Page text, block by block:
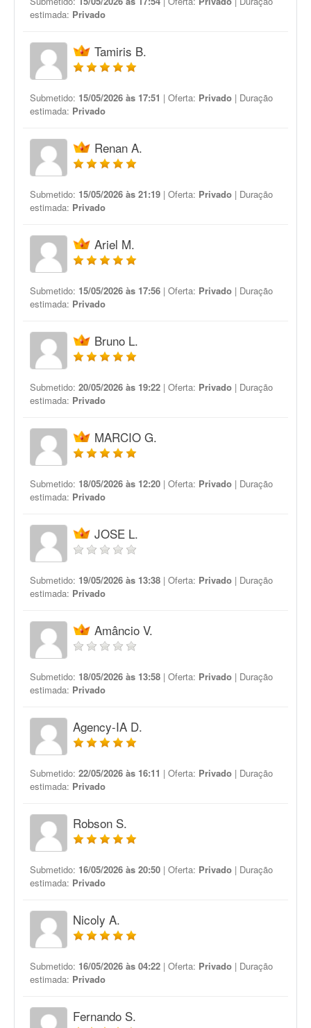
estimada: Privado
Tamiris B.
Submetido: 15/05/2026 às 17:51 | Oferta: Privado | Duração
estimada: Privado
Renan A.
Submetido: 15/05/2026 às 21:19 | Oferta: Privado | Duração
estimada: Privado
Ariel M.
Submetido: 15/05/2026 às 17:56 | Oferta: Privado | Duração
estimada: Privado
Bruno L.
Submetido: 20/05/2026 às 19:22 | Oferta: Privado | Duração
estimada: Privado
MARCIO G.
Submetido: 18/05/2026 às 12:20 | Oferta: Privado | Duração
estimada: Privado
JOSE L.
Submetido: 19/05/2026 às 13:38 | Oferta: Privado | Duração
estimada: Privado
Amâncio V.
Submetido: 18/05/2026 às 13:58 | Oferta: Privado | Duração
estimada: Privado
Agency-IA D.
Submetido: 22/05/2026 às 16:11 | Oferta: Privado | Duração
estimada: Privado
Robson S.
Submetido: 16/05/2026 às 20:50 | Oferta: Privado | Duração
estimada: Privado
Nicoly A.
Submetido: 16/05/2026 às 04:22 | Oferta: Privado | Duração
estimada: Privado
Fernando S.